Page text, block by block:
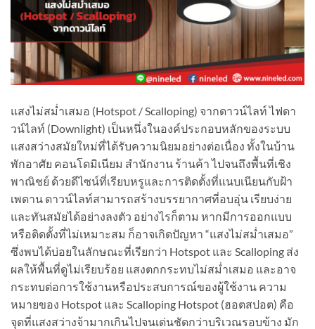
แสงไม่สม่ำเสมอ (Hotspot / Scalloping) จากดาวน์ไลท์ ไฟดา
วน์ไลท์ (Downlight) เป็นหนึ่งในองค์ประกอบหลักของระบบ
แสงสว่างสมัยใหม่ที่ได้รับความนิยมอย่างต่อเนื่อง ทั้งในบ้าน
พักอาศัย คอนโดมิเนียม สำนักงาน ร้านค้า ไปจนถึงพื้นที่เชิง
พาณิชย์ ด้วยดีไซน์ที่เรียบหรูและการติดตั้งที่แนบเนียนกับฝ้า
เพดาน ดาวน์ไลท์สามารถสร้างบรรยากาศที่อบอุ่น เรียบง่าย
และทันสมัยได้อย่างลงตัว อย่างไรก็ตาม หากมีการออกแบบ
หรือติดตั้งที่ไม่เหมาะสม ก็อาจเกิดปัญหา “แสงไม่สม่ำเสมอ”
ซึ่งพบได้บ่อยในลักษณะที่เรียกว่า Hotspot และ Scalloping ส่ง
ผลให้พื้นที่ดูไม่เรียบร้อย แสงตกกระทบไม่สม่ำเสมอ และอาจ
กระทบต่อการใช้งานหรือประสบการณ์ของผู้ใช้งาน ความ
หมายของ Hotspot และ Scalloping Hotspot (ฮอตสปอต) คือ
จุดที่แสงสว่างจ้ามากเกินไปจนเด่นชัดกว่าบริเวณรอบข้าง มัก